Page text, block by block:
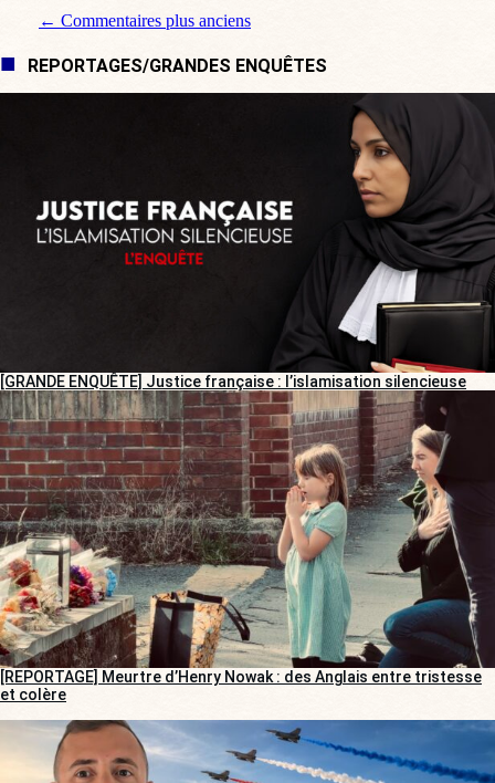
Navigation de commentaire
← Commentaires plus anciens
REPORTAGES/GRANDES ENQUÊTES
[GRANDE ENQUÊTE] Justice française : l’islamisation silencieuse
[REPORTAGE] Meurtre d’Henry Nowak : des Anglais entre tristesse
et colère